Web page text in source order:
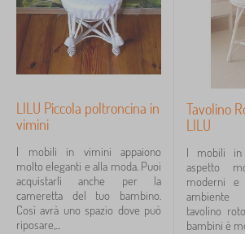
Cerca all'interno del filtro
Tipo di offerta
Etichette
LILU Piccola poltroncina in
vimini
I mobili in vimini appaiono
molto eleganti e alla moda. Puoi
acquistarli anche per la
cameretta del tuo bambino.
Così avrà uno spazio dove può
riposare,...
Tavolino
LILU
I mobili in
aspetto
moderni e
tavolino
bambini è